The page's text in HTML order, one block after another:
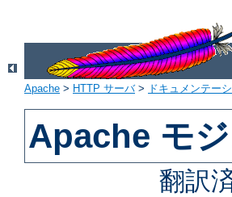
Apache > HTTP サーバ> ドキュメンテー
Apache モ
翻訳